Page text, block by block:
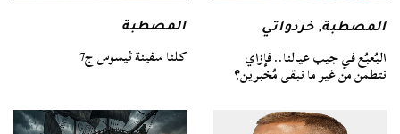
المصطبة,خردواتي
البُعبُع في جيب عيالنا.. فإزاي
نتطمن من غير ما نبقى مُخبرين؟
المصطبة
كلنا سفينة ثيسوس ج7